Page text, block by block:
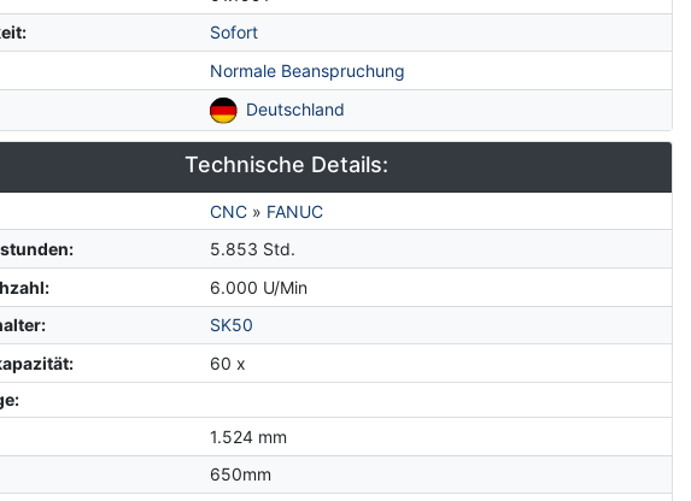
:
Sofort
Normale Beanspruchung
Deutschland
Technische Details:
CNC » FANUC
:
5.853 Std.
:
6.000 U/Min
:
SK50
:
60 x
1.524 mm
650mm